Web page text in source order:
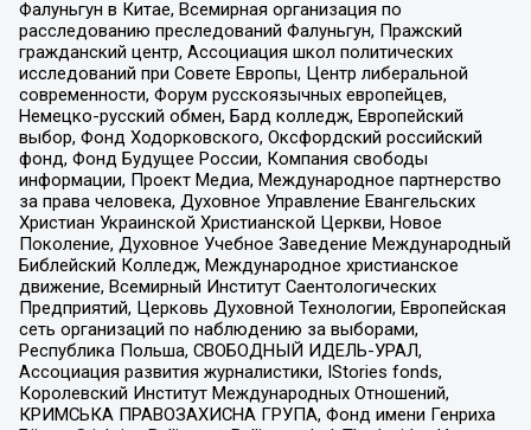
Фалуньгун в Китае, Всемирная организация по
расследованию преследований Фалуньгун, Пражский
гражданский центр, Ассоциация школ политических
исследований при Совете Европы, Центр либеральной
современности, Форум русскоязычных европейцев,
Немецко-русский обмен, Бард колледж, Европейский
выбор, Фонд Ходорковского, Оксфордский российский
фонд, Фонд Будущее России, Компания свободы
информации, Проект Медиа, Международное партнерство
за права человека, Духовное Управление Евангельских
Христиан Украинской Христианской Церкви, Новое
Поколение, Духовное Учебное Заведение Международный
Библейский Колледж, Международное христианское
движение, Всемирный Институт Саентологических
Предприятий, Церковь Духовной Технологии, Европейская
сеть организаций по наблюдению за выборами,
Республика Польша, СВОБОДНЫЙ ИДЕЛЬ-УРАЛ,
Ассоциация развития журналистики, IStories fonds,
Королевский Институт Международных Отношений,
КРИМСЬКА ПРАВОЗАХИСНА ГРУПА, Фонд имени Генриха